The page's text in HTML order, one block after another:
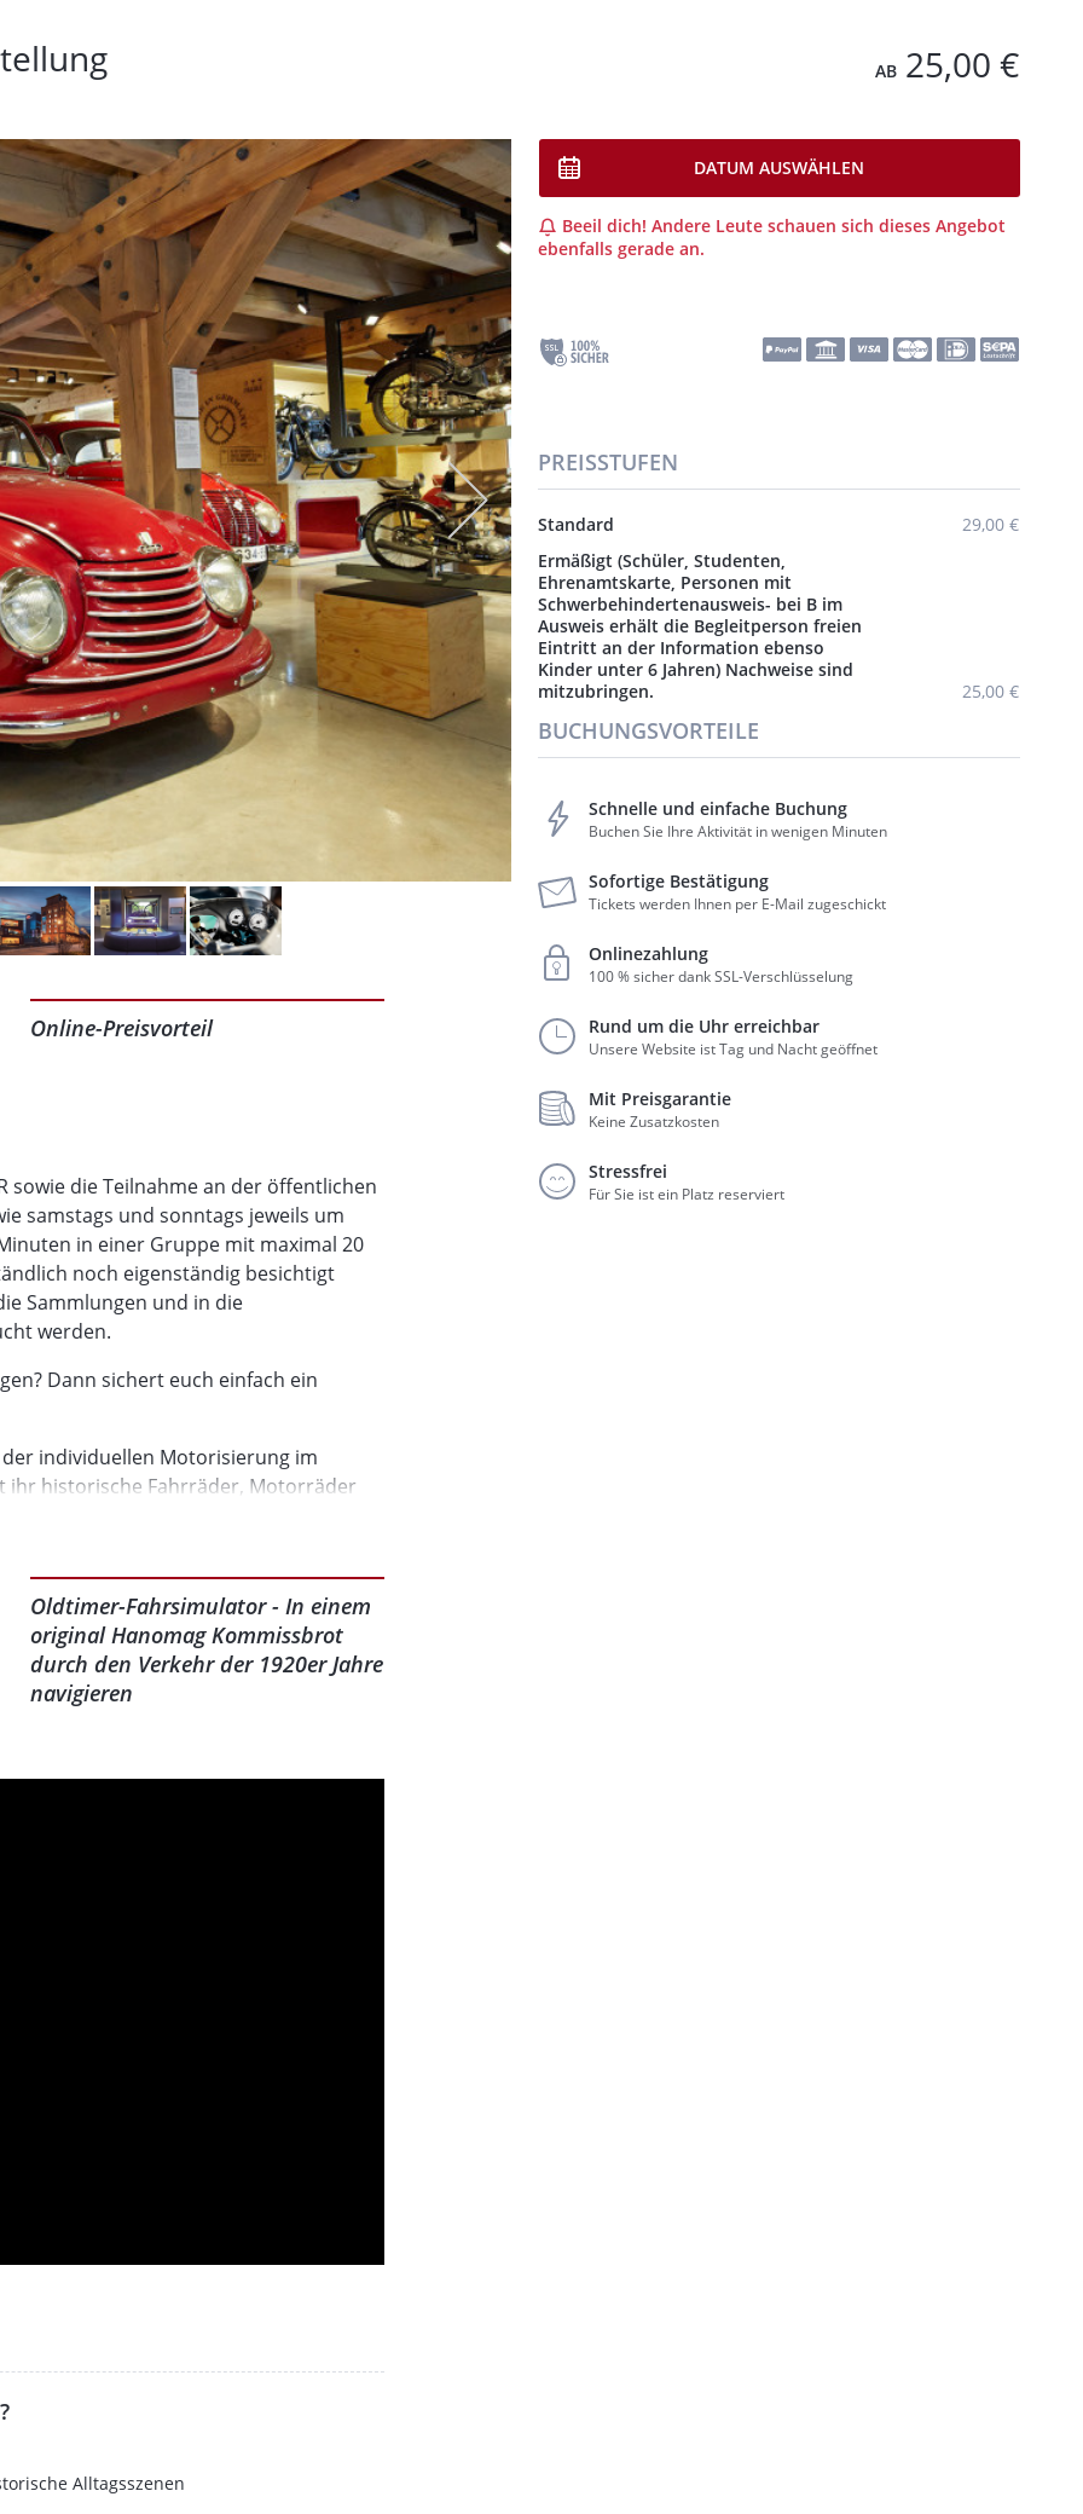
AB 25,00 €
Online-Preisvorteil
sowie die Teilnahme an der öffentlichen
samstags und sonntags jeweils um
in einer Gruppe mit maximal 20
noch eigenständig besichtigt
Sammlungen und in die
werden.
Dann sichert euch einfach ein
individuellen Motorisierung im
ihr historische Fahrräder, Motorräder
Taucht interaktiv in die
spricht alle Sinne an und bietet
Tickets und erlebt eine einzigartige
einzeln buchbaren Sammlungen, die
LKW + BUS und MODELLFAHRZEUGE
Sammlung MOTORRAD (ebenfalls
Oldtimer-Fahrsimulator - In einem
original Hanomag Kommissbrot
durch den Verkehr der 1920er Jahre
navigieren
Alltagsszenen
DATUM AUSWÄHLEN
Beeil dich! Andere Leute schauen sich dieses Angebot
ebenfalls gerade an.
PREISSTUFEN
Standard
29,00 €
Ermäßigt (Schüler, Studenten,
Ehrenamtskarte, Personen mit
Schwerbehindertenausweis- bei B im
Ausweis erhält die Begleitperson freien
Eintritt an der Information ebenso
Kinder unter 6 Jahren) Nachweise sind
mitzubringen.
25,00 €
BUCHUNGSVORTEILE
Schnelle und einfache Buchung
Buchen Sie Ihre Aktivität in wenigen Minuten
Sofortige Bestätigung
Tickets werden Ihnen per E-Mail zugeschickt
Onlinezahlung
100 % sicher dank SSL-Verschlüsselung
Rund um die Uhr erreichbar
Unsere Website ist Tag und Nacht geöffnet
Mit Preisgarantie
Keine Zusatzkosten
Stressfrei
Für Sie ist ein Platz reserviert